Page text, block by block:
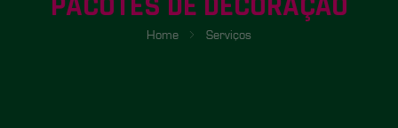
Home Serviços